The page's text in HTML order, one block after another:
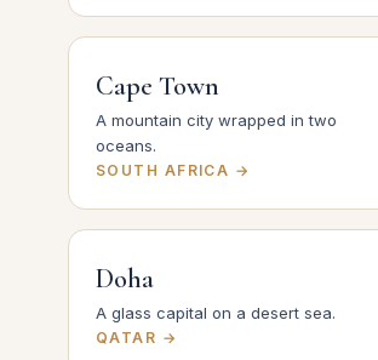
Cape Town
A mountain city wrapped in two
oceans.
SOUTH AFRICA →
Doha
A glass capital on a desert sea.
QATAR →